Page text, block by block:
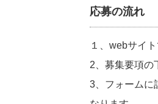
応募の流れ
１、webサイ
2、募集要項の
3、フォームに